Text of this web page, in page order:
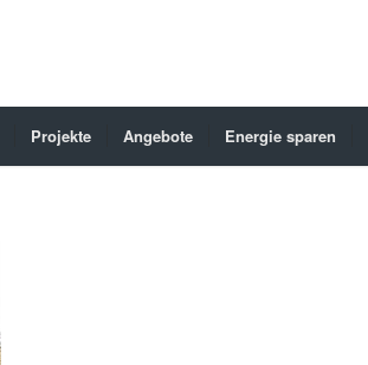
Projekte Angebote Energie sparen